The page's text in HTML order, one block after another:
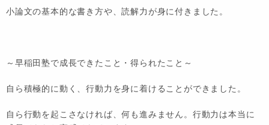
小論文の基本的な書き方や、読解力が身に付きました。
～早稲田塾で成長できたこと・得られたこと～
自ら積極的に動く、行動力を身に着けることができました。
自ら行動を起こさなければ、何も進みません。行動力は本当に